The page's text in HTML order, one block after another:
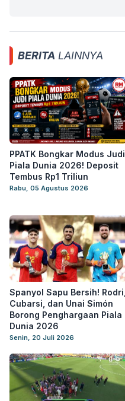
BERITA LAINNYA
PPATK Bongkar Modus Judi
Piala Dunia 2026! Deposit
Tembus Rp1 Triliun
Rabu, 05 Agustus 2026
Spanyol Sapu Bersih! Rodri,
Cubarsi, dan Unai Simón
Borong Penghargaan Piala
Dunia 2026
Senin, 20 Juli 2026